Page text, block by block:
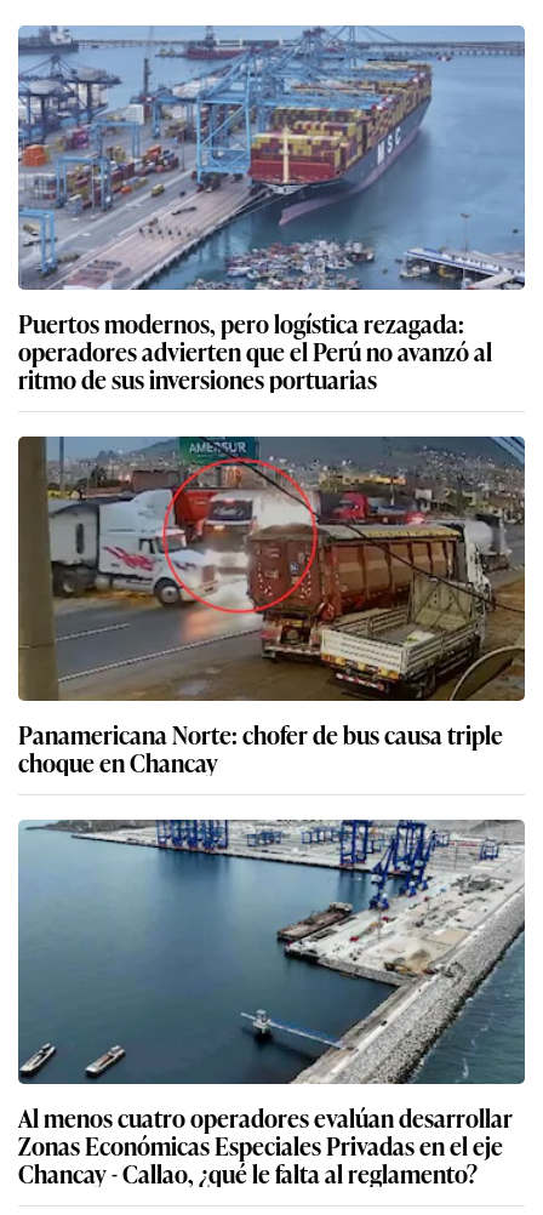
Puertos modernos, pero logística rezagada:
operadores advierten que el Perú no avanzó al
ritmo de sus inversiones portuarias
Panamericana Norte: chofer de bus causa triple
choque en Chancay
Al menos cuatro operadores evalúan desarrollar
Zonas Económicas Especiales Privadas en el eje
Chancay - Callao, ¿qué le falta al reglamento?